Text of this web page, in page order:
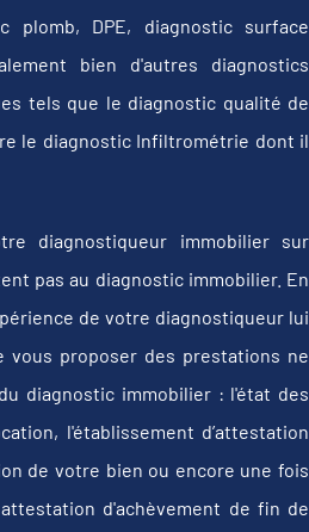
plomb, DPE, diagnostic surface
bien d'autres diagnostics
tels que le diagnostic qualité de
le diagnostic Infiltrométrie dont il
diagnostiqueur immobilier sur
pas au diagnostic immobilier. En
de votre diagnostiqueur lui
vous proposer des prestations ne
diagnostic immobilier : l'état des
l'établissement d’attestation
de votre bien ou encore une fois
d'achèvement de fin de